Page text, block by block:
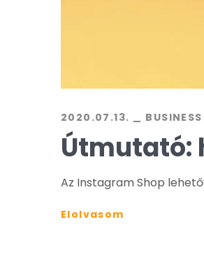
2020.07.13. BUSINESS
Útmutató:
Az Instagram Shop
Elolvasom